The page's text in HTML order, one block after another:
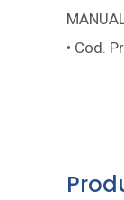
• Cod.